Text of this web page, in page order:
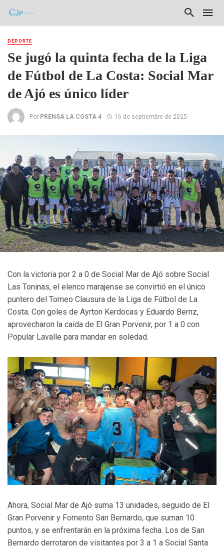
DEPORTE
Se jugó la quinta fecha de la Liga
de Fútbol de La Costa: Social Mar
de Ajó es único líder
Por PRENSA LA COSTA 4 16 de septiembre de 2025
Con la victoria por 2 a 0 de Social Mar de Ajó sobre Social
Las Toninas, el elenco marajense se convirtió en el único
puntero del Torneo Clausura de la Liga de Fútbol de La
Costa. Con goles de Ayrton Kerdocas y Eduardo Bernz,
aprovecharon la caída de El Gran Porvenir, por 1 a 0 con
Popular Lavalle para mandar en soledad.
Ahora, Social Mar de Ajó suma 13 unidades, seguido de El
Gran Porvenir y Fomento San Bernardo, que suman 10
puntos, y se enfrentarán en la próxima fecha. Los de San
Bernardo derrotaron de visitantes por 3 a 1 a Social Santa